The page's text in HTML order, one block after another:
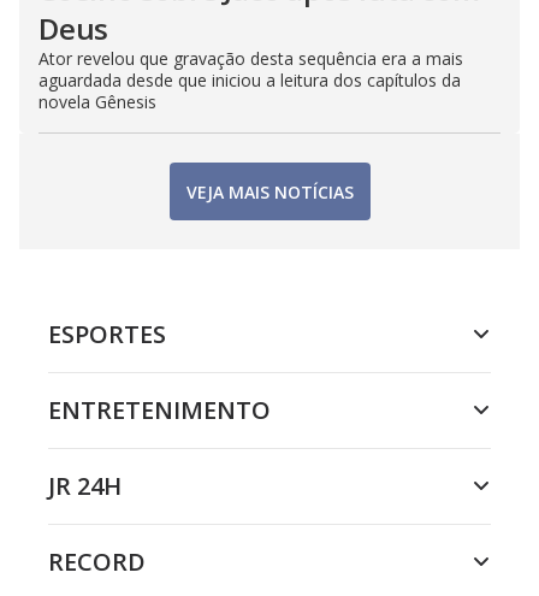
Deus
Ator revelou que gravação desta sequência era a mais
aguardada desde que iniciou a leitura dos capítulos da
novela Gênesis
VEJA MAIS NOTÍCIAS
ESPORTES
ENTRETENIMENTO
JR 24H
RECORD